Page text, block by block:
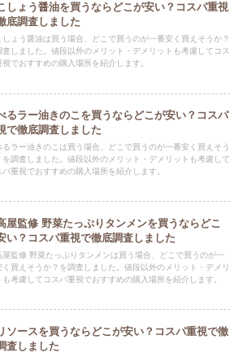
しょう醤油を買うならどこが安い？コスパ重視
底調査しました
しょう醤油は買う場合、どこで買うのが一番安く買えそうか？
査しました。値段以外のメリット・デメリットも考慮してコス
視でおすすめの購入場所を紹介します。
るラー油きのこを買うならどこが安い？コスパ
で徹底調査しました
るラー油きのこは買う場合、どこで買うのが一番安く買えそう
を調査しました。値段以外のメリット・デメリットも考慮して
パ重視でおすすめの購入場所を紹介します。
屋監修 野菜たっぷりタンメンを買うならどこ
い？コスパ重視で徹底調査しました
屋監修 野菜たっぷりタンメンは買う場合、どこで買うのが一
く買えそうか？を調査しました。値段以外のメリット・デメリ
も考慮してコスパ重視でおすすめの購入場所を紹介します。
ソースを買うならどこが安い？コスパ重視で徹
査しました